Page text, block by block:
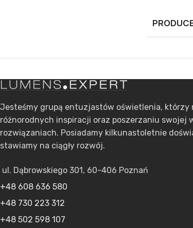
Jesteśmy grupą entuzjastów oświetlenia, którzy
różnorodnych inspiracji oraz poszerzaniu swojej
rozwiązaniach. Posiadamy kilkunastoletnie
stawiamy na ciągły rozwój.
ul. Dąbrowskiego 301, 60-406 Poznań
+48 608 636 580
+48 730 223 312
+48 502 598 107